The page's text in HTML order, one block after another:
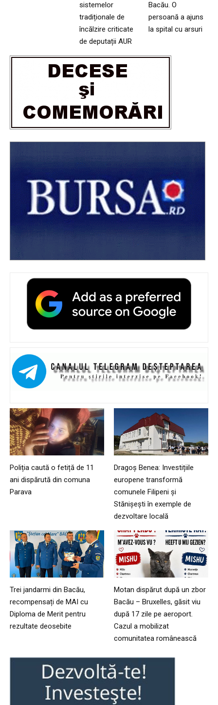
sistemelor
tradiționale de
încălzire criticate
de deputații AUR
Bacău. O
persoană a ajuns
la spital cu arsuri
Poliția caută o fetiță de 11
ani dispărută din comuna
Parava
Dragoș Benea: Investițiile
europene transformă
comunele Filipeni și
Stănișești în exemple de
dezvoltare locală
Trei jandarmi din Bacău,
recompensați de MAI cu
Diploma de Merit pentru
rezultate deosebite
Motan dispărut după un zbor
Bacău – Bruxelles, găsit viu
după 17 zile pe aeroport.
Cazul a mobilizat
comunitatea românească